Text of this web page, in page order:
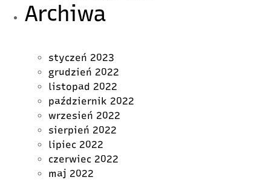
Archiwa
styczeń 2023
grudzień 2022
listopad 2022
październik 2022
wrzesień 2022
sierpień 2022
lipiec 2022
czerwiec 2022
maj 2022